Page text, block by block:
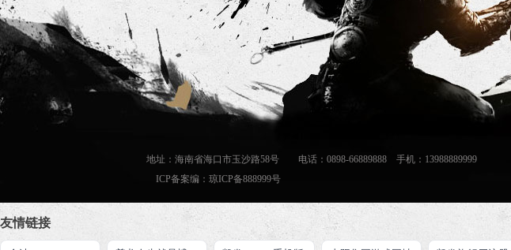
地址：海南省海口市玉沙路58号 电话：0898-66889888 手机：13988889999
ICP备案编： 琼ICP备888999号
友情链接